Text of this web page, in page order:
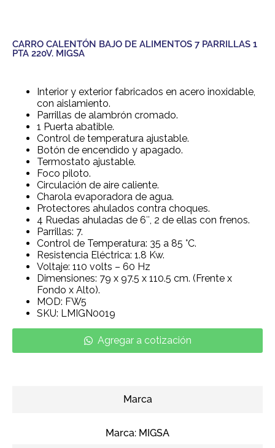
CARRO CALENTÓN BAJO DE ALIMENTOS 7 PARRILLAS 1
PTA 220V. MIGSA
Interior y exterior fabricados en acero inoxidable,
con aislamiento.
Parrillas de alambrón cromado.
1 Puerta abatible.
Control de temperatura ajustable.
Botón de encendido y apagado.
Termostato ajustable.
Foco piloto.
Circulación de aire caliente.
Charola evaporadora de agua.
Protectores ahulados contra choques.
4 Ruedas ahuladas de 6″, 2 de ellas con frenos.
Parrillas: 7.
Control de Temperatura: 35 a 85 °C.
Resistencia Eléctrica: 1.8 Kw.
Voltaje: 110 volts – 60 Hz
Dimensiones: 79 x 97.5 x 110.5 cm. (Frente x
Fondo x Alto).
MOD: FW5
SKU: LMIGN0019
Agregar a cotización
Marca
Marca: MIGSA